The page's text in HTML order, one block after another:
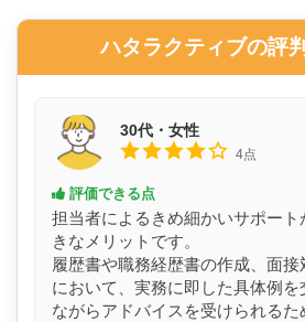
ハタラクティブの評
30代・女性
4点
評価できる点
担当者によるきめ細かいサポート
きなメリットです。
履歴書や職務経歴書の作成、面接
において、実務に即した具体例を
ながらアドバイスを受けられるた